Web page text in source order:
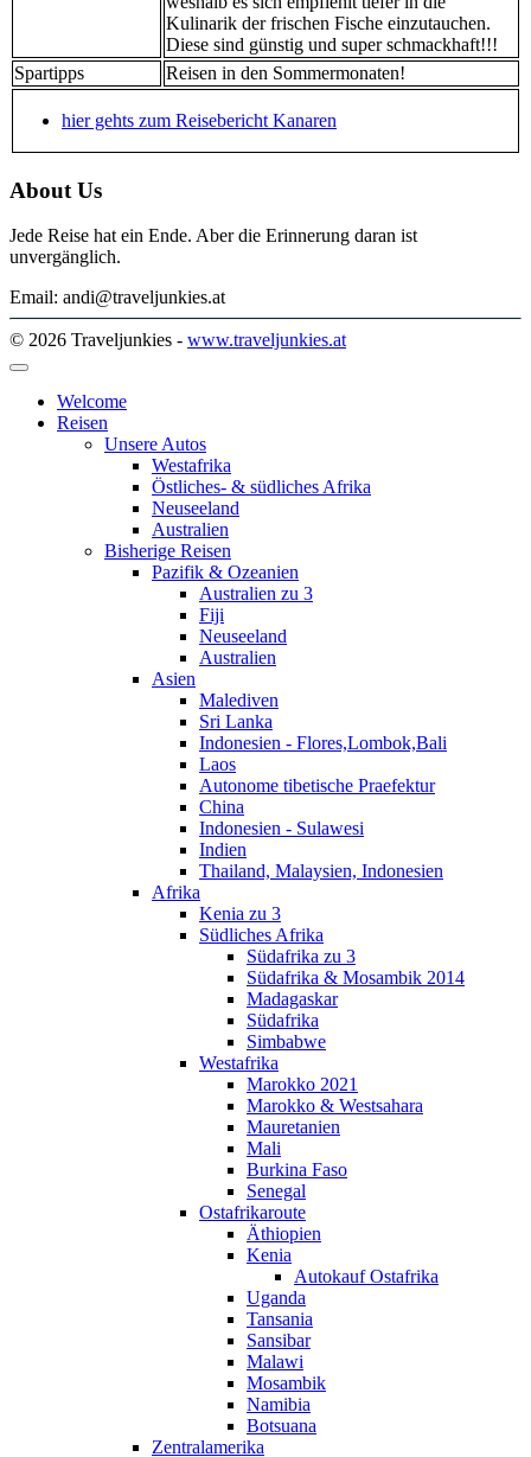
Kulinarik der frischen Fische einzutauchen.
Diese sind günstig und super schmackhaft!!!
Spartipps
Reisen in den Sommermonaten!
hier gehts zum Reisebericht Kanaren
About Us
Jede Reise hat ein Ende. Aber die Erinnerung daran ist
unvergänglich.
Email: andi@traveljunkies.at
© 2026 Traveljunkies - www.traveljunkies.at
Welcome
Reisen
Unsere Autos
Westafrika
Östliches- & südliches Afrika
Neuseeland
Australien
Bisherige Reisen
Pazifik & Ozeanien
Australien zu 3
Fiji
Neuseeland
Australien
Asien
Malediven
Sri Lanka
Indonesien - Flores,Lombok,Bali
Laos
Autonome tibetische Praefektur
China
Indonesien - Sulawesi
Indien
Thailand, Malaysien, Indonesien
Afrika
Kenia zu 3
Südliches Afrika
Südafrika zu 3
Südafrika & Mosambik 2014
Madagaskar
Südafrika
Simbabwe
Westafrika
Marokko 2021
Marokko & Westsahara
Mauretanien
Mali
Burkina Faso
Senegal
Ostafrikaroute
Äthiopien
Kenia
Autokauf Ostafrika
Uganda
Tansania
Sansibar
Malawi
Mosambik
Namibia
Botsuana
Zentralamerika